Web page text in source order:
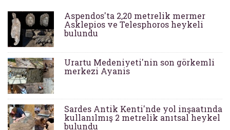
Aspendos'ta 2,20 metrelik mermer
Asklepios ve Telesphoros heykeli
bulundu
Urartu Medeniyeti'nin son görkemli
merkezi Ayanis
Sardes Antik Kenti'nde yol inşaatında
kullanılmış 2 metrelik anıtsal heykel
bulundu